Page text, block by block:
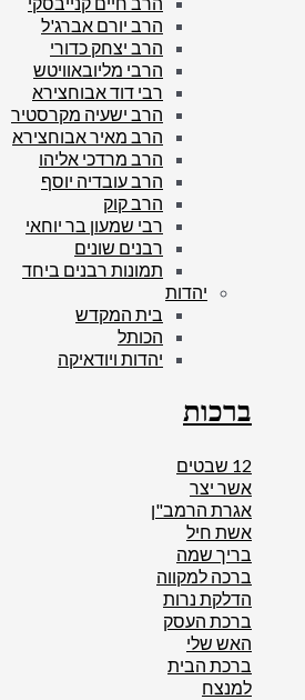
הרב יורם אברג'ל
הרב יצחק כדורי
הרבי מליובאוויטש
רבי דוד אבוחצירא
הרב ישעיה מקרסטיר
הרב מאיר אבוחצירא
הרב מרדכי אליהו
הרב עובדיה יוסף
הרב קוק
רבי שמעון בר יוחאי
רבנים שונים
תמונות רבנים ביחד
יהדות
בית המקדש
הכותל
יהדות ויודאיקה
ברכות
12 שבטים
אשר יצר
אגרת הרמב"ן
אשת חיל
בריך שמה
ברכה למקווה
הדלקת נרות
ברכת העסק
האש שלי
ברכת הבית
למנצח